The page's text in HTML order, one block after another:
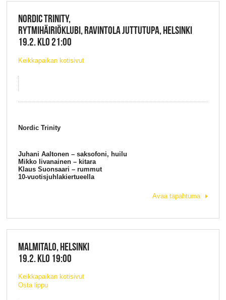
NORDIC TRINITY,
RYTMIHÄIRIÖKLUBI, RAVINTOLA JUTTUTUPA, HELSINKI
19.2. KLO 21:00
Keikkapaikan kotisivut
Nordic Trinity
Juhani Aaltonen – saksofoni, huilu
Mikko Iivanainen – kitara
Klaus Suonsaari – rummut
10-vuotisjuhlakiertueella
Avaa tapahtuma
MALMITALO, HELSINKI
19.2. KLO 19:00
Keikkapaikan kotisivut
Osta lippu